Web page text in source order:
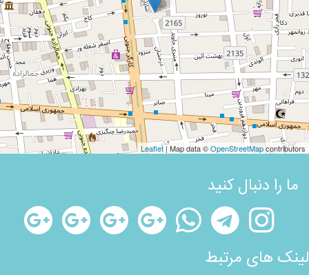
Leaflet| Map data ©OpenStreetMapcontributors
ما را دنبال کنید
لینک های مرتبط